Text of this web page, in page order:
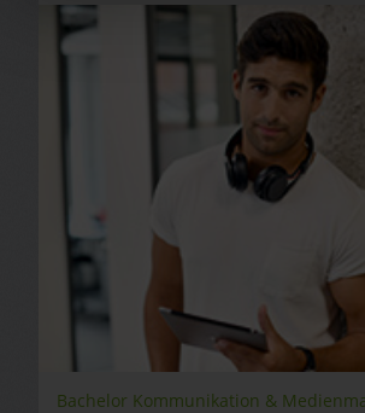
Bachelor Kommunikation &